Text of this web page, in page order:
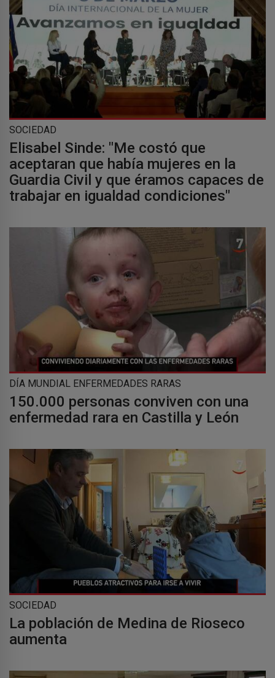
SOCIEDAD
Elisabel Sinde: "Me costó que
aceptaran que había mujeres en la
Guardia Civil y que éramos capaces de
trabajar en igualdad condiciones"
DÍA MUNDIAL ENFERMEDADES RARAS
150.000 personas conviven con una
enfermedad rara en Castilla y León
SOCIEDAD
La población de Medina de Rioseco
aumenta